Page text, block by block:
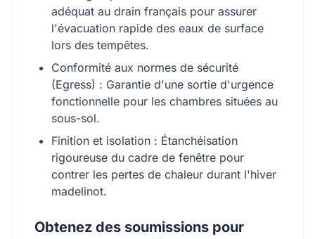
adéquat au drain français pour assurer
l'évacuation rapide des eaux de surface
lors des tempêtes.
Conformité aux normes de sécurité
(Egress) : Garantie d'une sortie d'urgence
fonctionnelle pour les chambres situées au
sous-sol.
Finition et isolation : Étanchéisation
rigoureuse du cadre de fenêtre pour
contrer les pertes de chaleur durant l'hiver
madelinot.
Obtenez des soumissions pour